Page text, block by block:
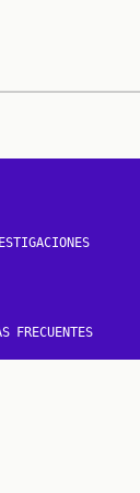
FRECUENTES